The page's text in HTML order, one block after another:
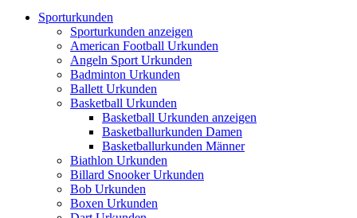
Sporturkunden
Sporturkunden anzeigen
American Football Urkunden
Angeln Sport Urkunden
Badminton Urkunden
Ballett Urkunden
Basketball Urkunden
Basketball Urkunden anzeigen
Basketballurkunden Damen
Basketballurkunden Männer
Biathlon Urkunden
Billard Snooker Urkunden
Bob Urkunden
Boxen Urkunden